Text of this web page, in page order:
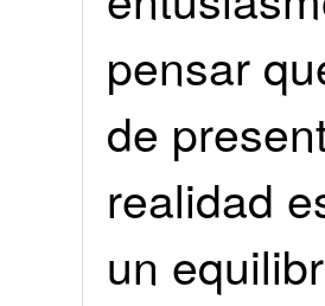
pensar
de
realidad
un